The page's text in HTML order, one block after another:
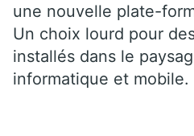
une nouvelle plate-
Un choix lourd pour
installés dans le
informatique et mobile.